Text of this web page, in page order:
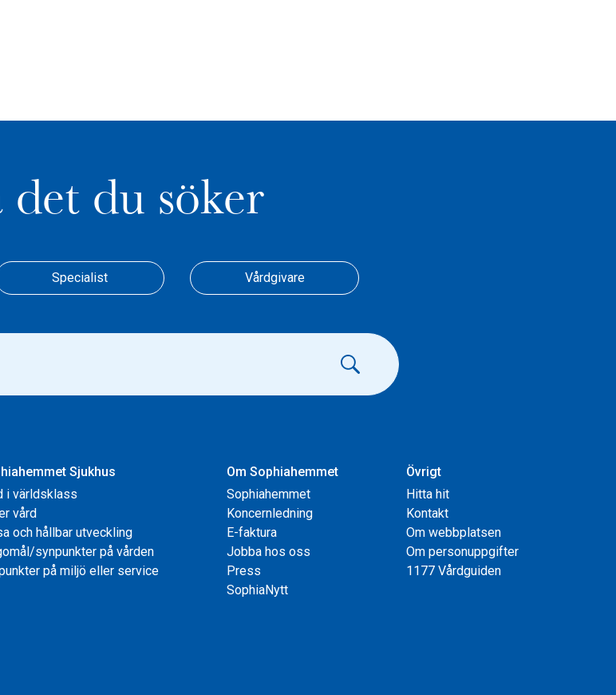
du söker
Specialist Vårdgivare
Sjukhus
i världsklass
vård
och hållbar utveckling
synpunkter på vården
på miljö eller service
Om Sophiahemmet
Sophiahemmet
Koncernledning
E-faktura
Jobba hos oss
Press
SophiaNytt
Övrigt
Hitta hit
Kontakt
Om webbplatsen
Om personuppgifter
1177 Vårdguiden